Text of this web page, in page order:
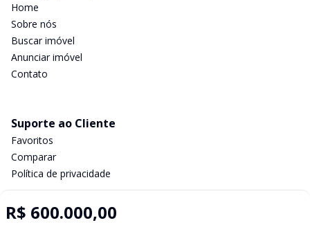
R$ 600.000,00
Home
Sobre nós
Buscar imóvel
Anunciar imóvel
Contato
Suporte ao Cliente
Favoritos
Comparar
Política de privacidade